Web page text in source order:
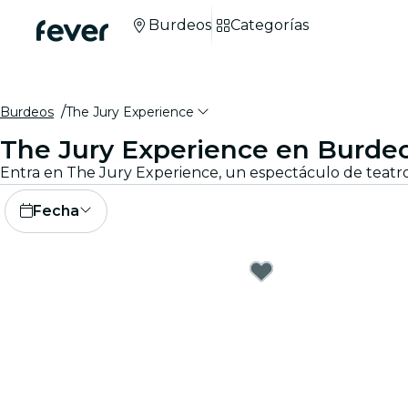
Burdeos Categorías
Burdeos The Jury Experience
The Jury Experience en
Fecha